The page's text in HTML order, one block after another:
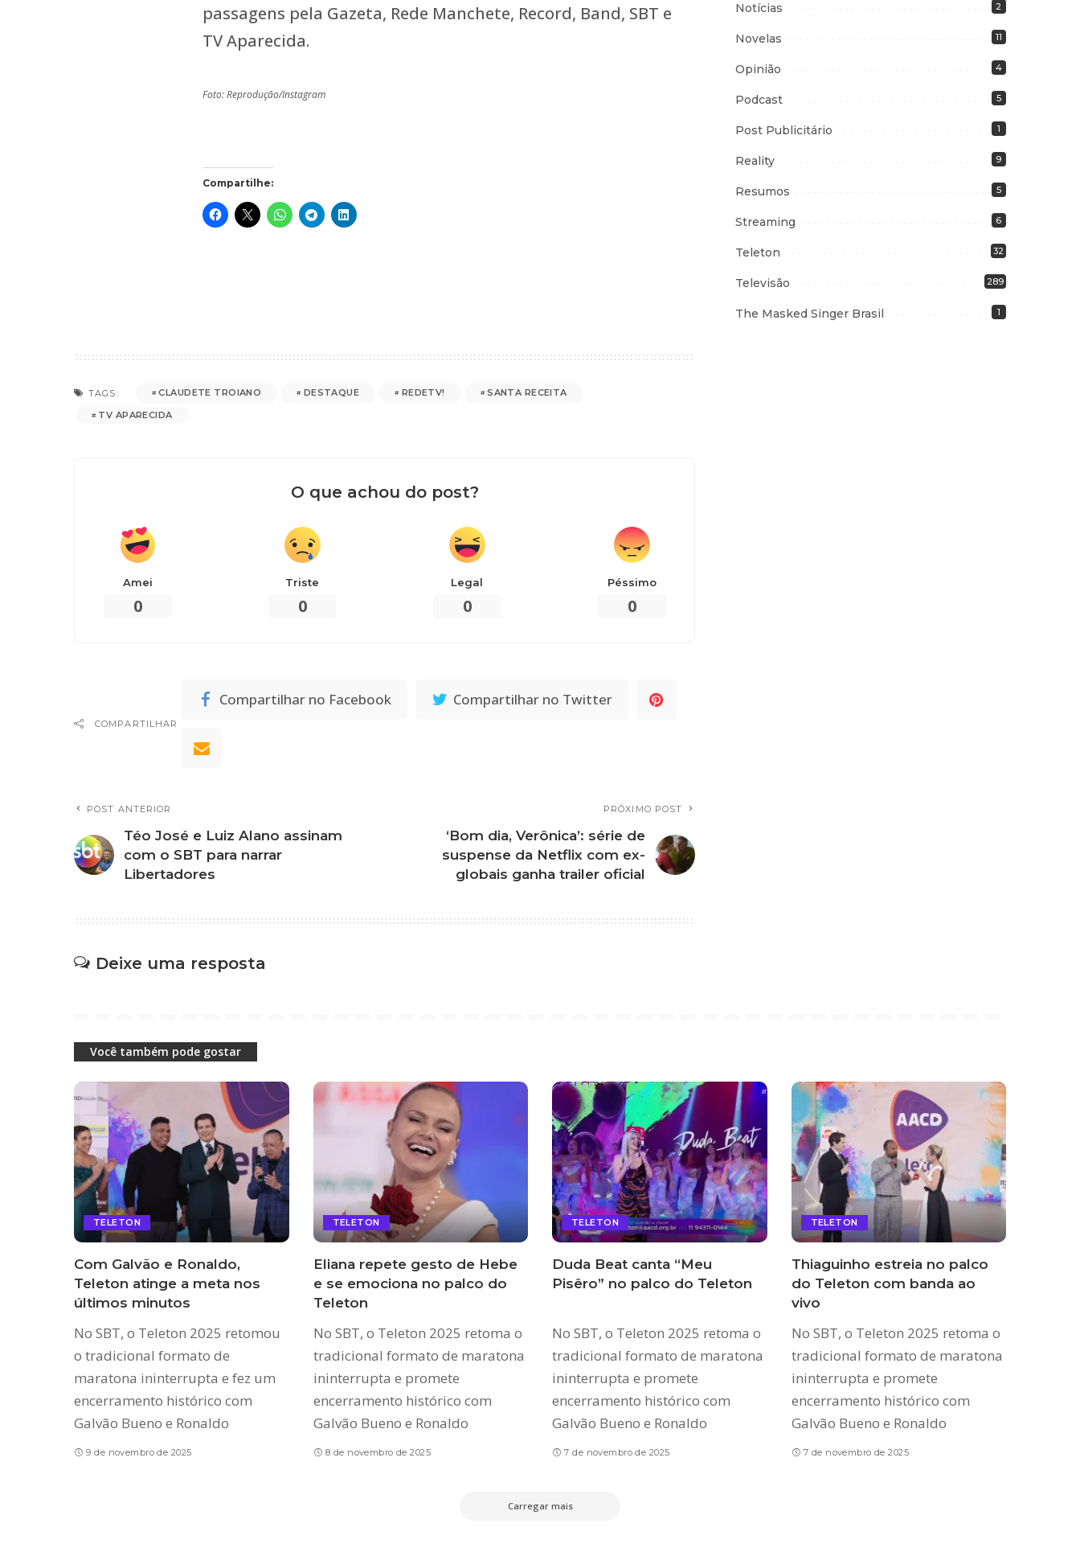
passagens pela Gazeta, Rede Manchete, Record, Band, SBT e
TV Aparecida.
Foto: Reprodução/Instagram
Compartilhe:
TAGS: CLAUDETE TROIANO DESTAQUE REDETV!
SANTA RECEITA
TV APARECIDA
O que achou do post?
Amei
0
Triste
0
Legal
0
Péssimo
0
COMPARTILHAR
Compartilhar no Facebook Compartilhar no Twitter
POST ANTERIOR
Téo José e Luiz Alano assinam
com o SBT para narrar
Libertadores
PRÓXIMO POST
‘Bom dia, Verônica’: série de
suspense da Netflix com ex-
globais ganha trailer oficial
Deixe uma resposta
Notícias 2
Novelas 11
Opinião 4
Podcast 5
Post Publicitário 1
Reality 9
Resumos 5
Streaming 6
Teleton 32
Televisão 289
The Masked Singer Brasil 1
Você também pode gostar
TELETON
Com Galvão e Ronaldo,
Teleton atinge a meta nos
últimos minutos
No SBT, o Teleton 2025 retomou
o tradicional formato de
maratona ininterrupta e fez um
encerramento histórico com
Galvão Bueno e Ronaldo
9 de novembro de 2025
TELETON
Eliana repete gesto de Hebe
e se emociona no palco do
Teleton
No SBT, o Teleton 2025 retoma o
tradicional formato de maratona
ininterrupta e promete
encerramento histórico com
Galvão Bueno e Ronaldo
8 de novembro de 2025
TELETON
Duda Beat canta “Meu
Pisêro” no palco do Teleton
No SBT, o Teleton 2025 retoma o
tradicional formato de maratona
ininterrupta e promete
encerramento histórico com
Galvão Bueno e Ronaldo
7 de novembro de 2025
TELETON
Thiaguinho estreia no palco
do Teleton com banda ao
vivo
No SBT, o Teleton 2025 retoma o
tradicional formato de maratona
ininterrupta e promete
encerramento histórico com
Galvão Bueno e Ronaldo
7 de novembro de 2025
Carregar mais